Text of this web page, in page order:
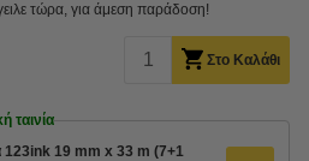
τώρα, για άμεση παράδοση!
Στο Καλάθι
ταινία